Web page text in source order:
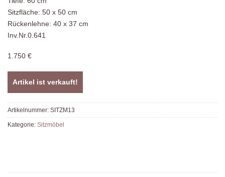
Sitzfläche: 50 x 50 cm
Rückenlehne: 40 x 37 cm
Inv.Nr.0.641
1.750 €
Artikel ist verkauft!
Artikelnummer: SITZM13
Kategorie: Sitzmöbel